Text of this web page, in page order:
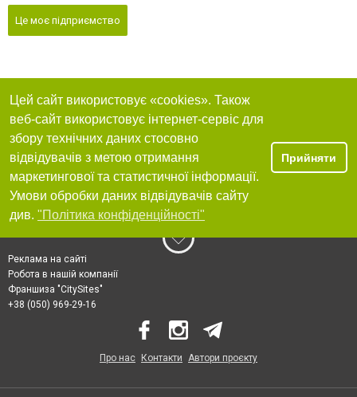
Це моє підприємство
Цей сайт використовує «cookies». Також
веб-сайт використовує інтернет-сервіс для
збору технічних даних стосовно
відвідувачів з метою отримання
маркетингової та статистичної інформації.
Умови обробки даних відвідувачів сайту
див. "Політика конфіденційності"
Прийняти
Реклама на сайті
Робота в нашій компанії
Франшиза "CitySites"
+38 (050) 969-29-16
Про нас Контакти Автори проєкту